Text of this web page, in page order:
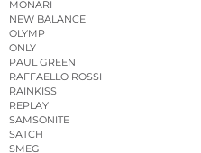
MONARI
NEW BALANCE
OLYMP
ONLY
PAUL GREEN
RAFFAELLO ROSSI
RAINKISS
REPLAY
SAMSONITE
SATCH
SMEG